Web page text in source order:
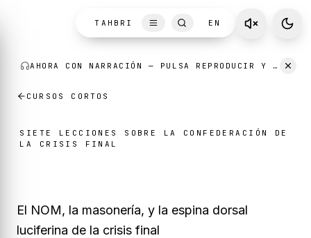
AHORA CON NARRACIÓN — PULSA REPRODUCIR Y ESCUCHA MIENTRAS LEES.
TAHBRI EN
CURSOS CORTOS
SIETE LECCIONES SOBRE LA CONFEDERACIÓN DE
LA CRISIS FINAL
El NOM, la masonería, y la espina dorsal
luciferina de la crisis final